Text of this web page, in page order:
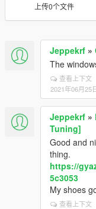
上传0个文件
Jeppekrf »
The
查看上下文
2021年06月25
Jeppekrf »
Tuning]
Good and
thing.
https://
5c3053
My shoes
查看上下文